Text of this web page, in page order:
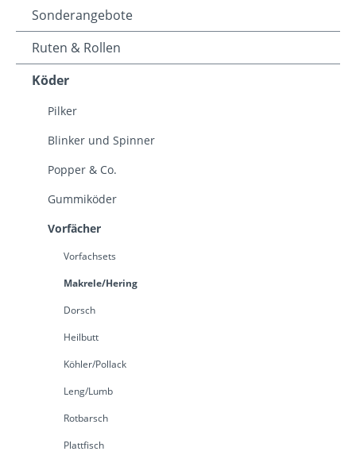
Sonderangebote
Ruten & Rollen
Köder
Pilker
Blinker und Spinner
Popper & Co.
Gummiköder
Vorfächer
Vorfachsets
Makrele/Hering
Dorsch
Heilbutt
Köhler/Pollack
Leng/Lumb
Rotbarsch
Plattfisch